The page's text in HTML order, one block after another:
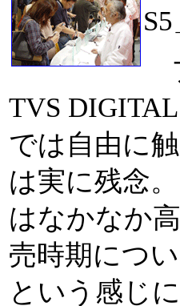
TVS
では自由に
は実に残念
はなかなか
売時期につ
という感じ